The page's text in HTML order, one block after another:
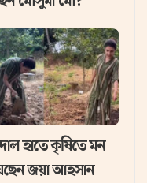
হাতে কৃষিতে মন
জয়া আহসান